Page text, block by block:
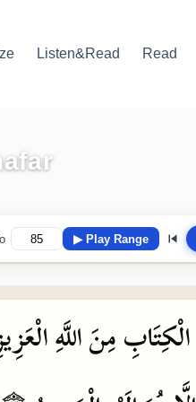
Listen&Read Read
▶Play Range
الْكِتَابِمِنَاللَّهِ